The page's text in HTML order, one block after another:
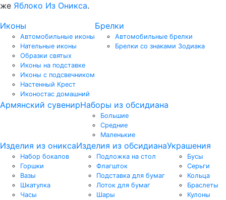
же Яблоко Из Оникса.
Иконы
Автомобильные иконы
Нательные иконы
Образки святых
Иконы на подставке
Иконы с подсвечником
Настенный Крест
Иконостас домашний
Брелки
Автомобильные брелки
Брелки со знаками Зодиака
Армянский сувенирНаборы из обсидиана
Большие
Средние
Маленькие
Изделия из оникса
Набор бокалов
Горшки
Вазы
Шкатулка
Часы
Изделия из обсидиана
Подложка на стол
Флагшток
Подставка для бумаг
Лоток для бумаг
Шары
Украшения
Бусы
Серьги
Кольца
Браслеты
Кулоны